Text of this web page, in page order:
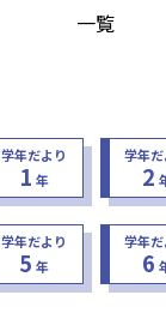
一覧
学年だより
1 年
学年だ
2
学年だより
5 年
学年だ
6